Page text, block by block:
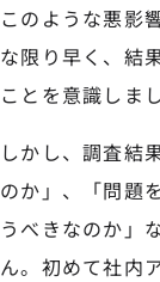
このような悪影
な限り早く、結
ことを意識しま
しかし、調査結
のか」、「問題
うべきなのか」
ん。初めて社内